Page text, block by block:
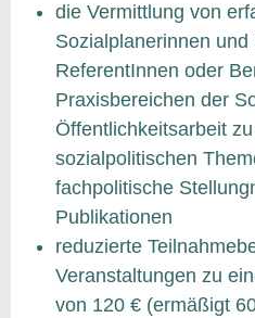
die Vermittlung von
Sozialplanerinnen
ReferentInnen oder
Praxisbereichen der
Öffentlichkeitsarbeit
sozialpolitischen
fachpolitische
Publikationen
reduzierte
Veranstaltungen zu
von 120 € (ermäßigt